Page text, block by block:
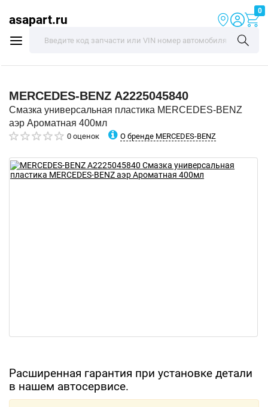
asapart.ru
0
MERCEDES-BENZ A2225045840
Смазка универсальная пластика MERCEDES-BENZ
аэр Ароматная 400мл
0 оценок О бренде MERCEDES-BENZ
Расширенная гарантия при установке детали
в нашем автосервисе.